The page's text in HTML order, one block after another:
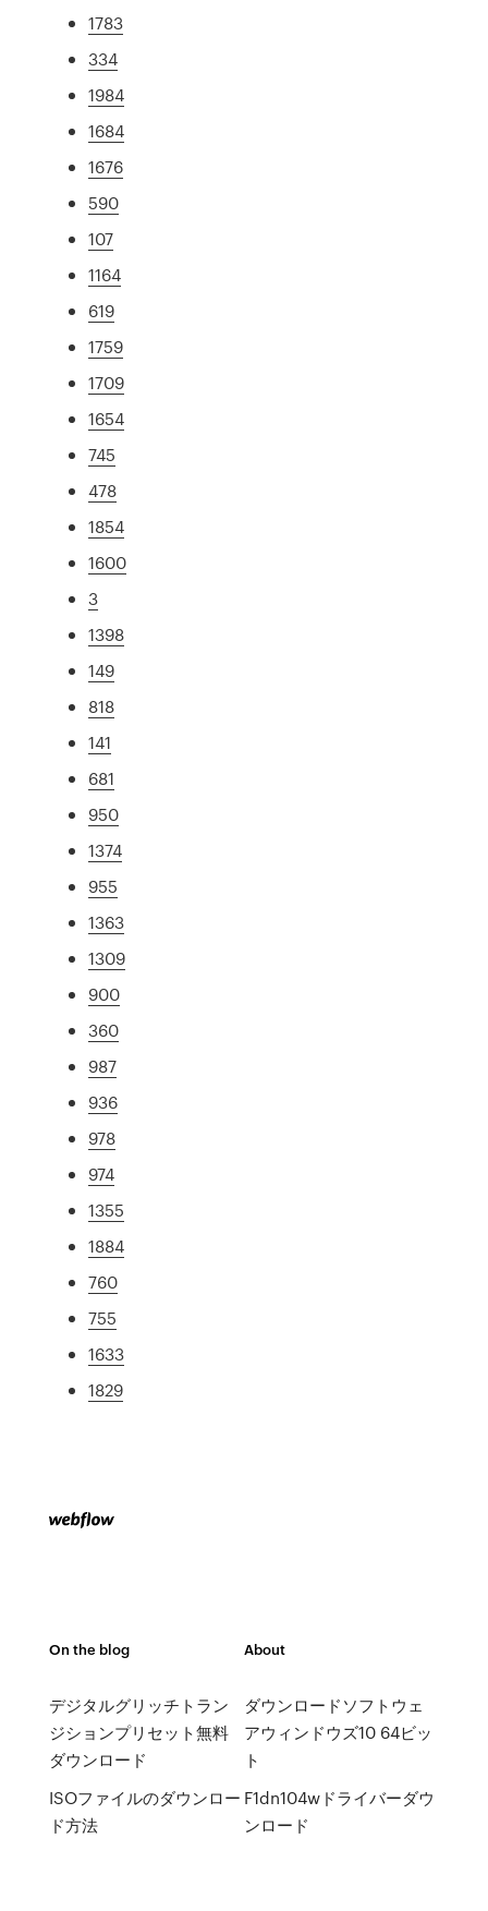
1783
334
1984
1684
1676
590
107
1164
619
1759
1709
1654
745
478
1854
1600
3
1398
149
818
141
681
950
1374
955
1363
1309
900
360
987
936
978
974
1355
1884
760
755
1633
1829
On the blog
デジタルグリッチトラン
ジションプリセット無料
ダウンロード
ISOファイルのダウンロー
ド方法
About
ダウンロードソフトウェ
アウィンドウズ10 64ビッ
ト
F1dn104wドライバーダウ
ンロード